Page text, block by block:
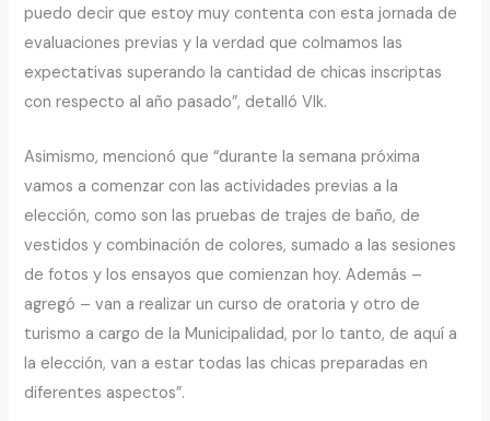
puedo decir que estoy muy contenta con esta jornada de
evaluaciones previas y la verdad que colmamos las
expectativas superando la cantidad de chicas inscriptas
con respecto al año pasado”, detalló Vlk.
Asimismo, mencionó que “durante la semana próxima
vamos a comenzar con las actividades previas a la
elección, como son las pruebas de trajes de baño, de
vestidos y combinación de colores, sumado a las sesiones
de fotos y los ensayos que comienzan hoy. Además –
agregó – van a realizar un curso de oratoria y otro de
turismo a cargo de la Municipalidad, por lo tanto, de aquí a
la elección, van a estar todas las chicas preparadas en
diferentes aspectos”.